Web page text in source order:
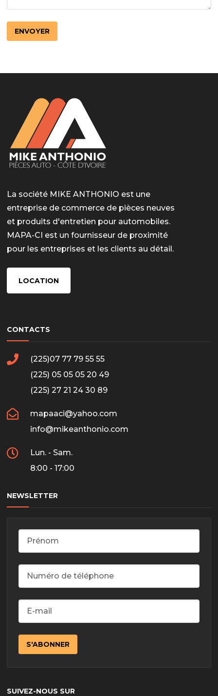
LotoMart
Бай Лото
escort barcelone
https://intimaties.net/es/category/woman-used-
used-panties-es/
eros houston
albanianescort
La société MIKE ANTHONIO est une
entreprise de commerce de pièces neuves
et produits d'entretien pour automobiles.
MAPA-CI est un fournisseur de proximité
pour les entreprises et les clients au détail.
LOCATION
CONTACTS
(225)07 77 79 55 55
(225) 05 05 05 20 49
(225) 27 21 24 30 89
mapaaci@yahoo.com
info@mikeanthonio.com
Lun. - Sam.
8:00 - 17:00
NEWSLETTER
SUIVEZ-NOUS SUR